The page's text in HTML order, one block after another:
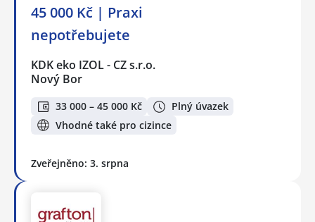
45 000 Kč | Praxi
nepotřebujete
KDK eko IZOL - CZ s.r.o.
Nový Bor
33 000 – 45 000 Kč
Plný úvazek
Vhodné také pro cizince
Zveřejněno: 3. srpna